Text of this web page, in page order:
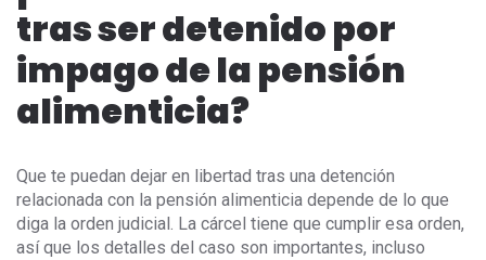
tras ser detenido por
impago de la pensión
alimenticia?
Que te puedan dejar en libertad tras una detención
relacionada con la pensión alimenticia depende de lo que
diga la orden judicial. La cárcel tiene que cumplir esa orden,
así que los detalles del caso son importantes, incluso